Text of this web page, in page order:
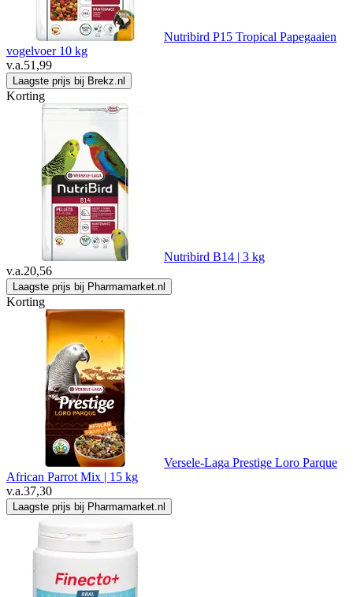
Nutribird P15 Tropical Papegaaien
vogelvoer 10 kg
v.a.51,99
Laagste prijs bij Brekz.nl
Korting
Nutribird B14 | 3 kg
v.a.20,56
Laagste prijs bij Pharmamarket.nl
Korting
Versele-Laga Prestige Loro Parque
African Parrot Mix | 15 kg
v.a.37,30
Laagste prijs bij Pharmamarket.nl